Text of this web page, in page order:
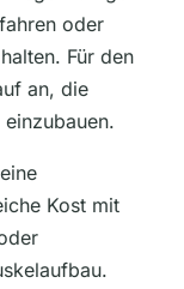
oder
Für den
an, die
Kost mit